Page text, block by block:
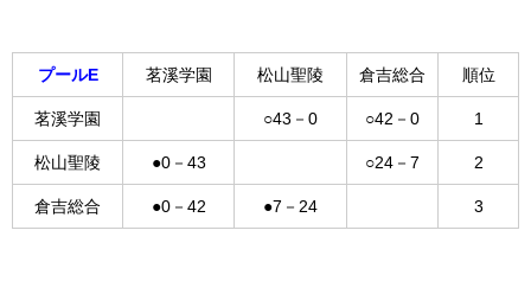
プールE 茗溪学園 松山聖陵 倉吉総合 順位
茗溪学園 ○43－0 ○42－0 1
松山聖陵 ●0－43 ○24－7 2
倉吉総合 ●0－42 ●7－24 3